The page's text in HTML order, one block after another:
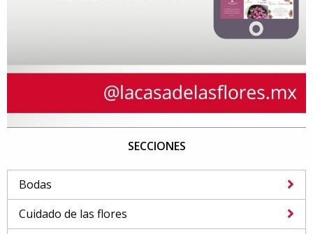
SECCIONES
Bodas
Cuidado de las flores